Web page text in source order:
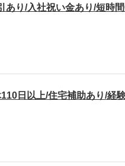
あり/入社祝い金あり/短時
日以上/住宅補助あり/経